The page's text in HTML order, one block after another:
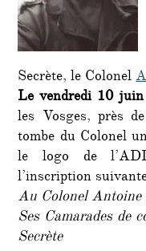
Secrète, le Colonel
Le vendredi 10
les Vosges, près
tombe du Colonel
le logo de
l’inscription
Au Colonel
Ses Camarades de
Secrète